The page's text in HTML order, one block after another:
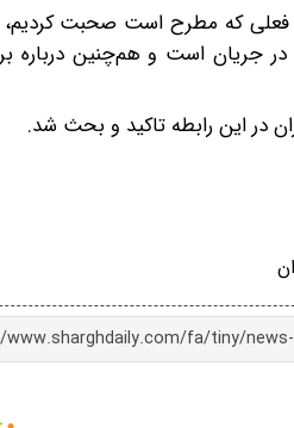
فعلی که مطرح است صحبت کردیم،
جریان است و هم‌چنین درباره
در این رابطه تاکید و بحث شد.